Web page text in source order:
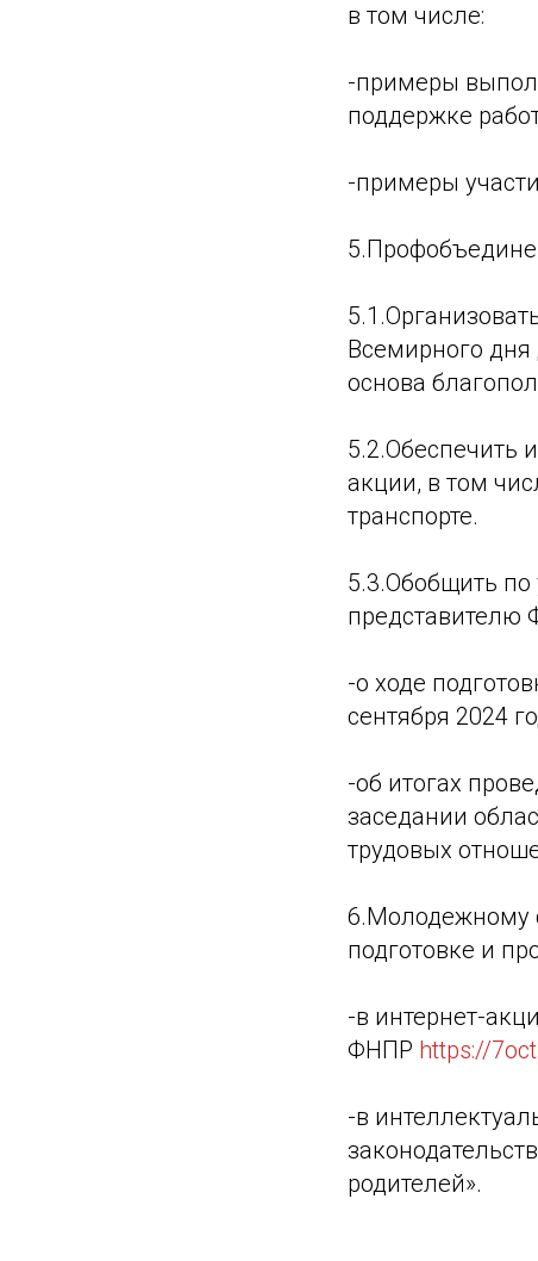
в том числе:
-примеры
поддержке
-примеры
Всемирного дня
основа
5.2.Обеспечить
акции, в том
транспорте.
5.3.Обобщить
-о ходе
сентября 2024
-об итогах
заседании
трудовых
6.Молодежному
подготовке и
-в интернет-
ФНПР https://
-в
родителей».